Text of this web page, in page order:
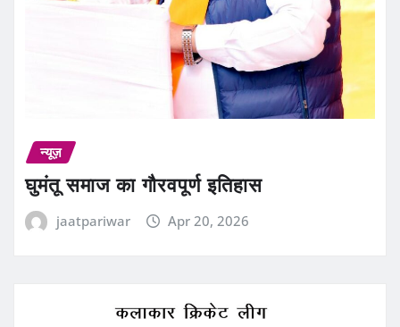
न्यूज़
घुमंतू समाज का गौरवपूर्ण इतिहास
jaatpariwar Apr 20, 2026